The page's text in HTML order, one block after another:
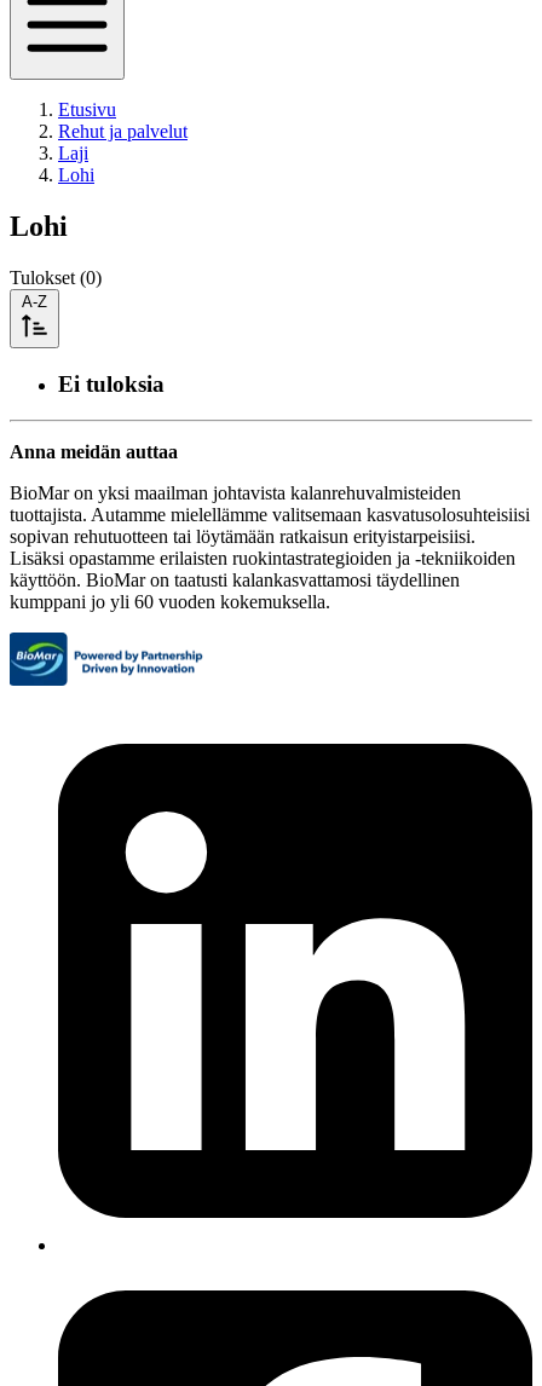
Etusivu
Rehut ja palvelut
Laji
Lohi
Lohi
Tulokset (0)
A-Z
Ei tuloksia
Anna meidän auttaa
BioMar on yksi maailman johtavista kalanrehuvalmisteiden
tuottajista. Autamme mielellämme valitsemaan kasvatusolosuhteisiisi
sopivan rehutuotteen tai löytämään ratkaisun erityistarpeisiisi.
Lisäksi opastamme erilaisten ruokintastrategioiden ja -tekniikoiden
käyttöön. BioMar on taatusti kalankasvattamosi täydellinen
kumppani jo yli 60 vuoden kokemuksella.